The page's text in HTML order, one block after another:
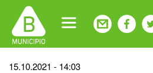
navigation
Back
15.10.2021 - 14:03